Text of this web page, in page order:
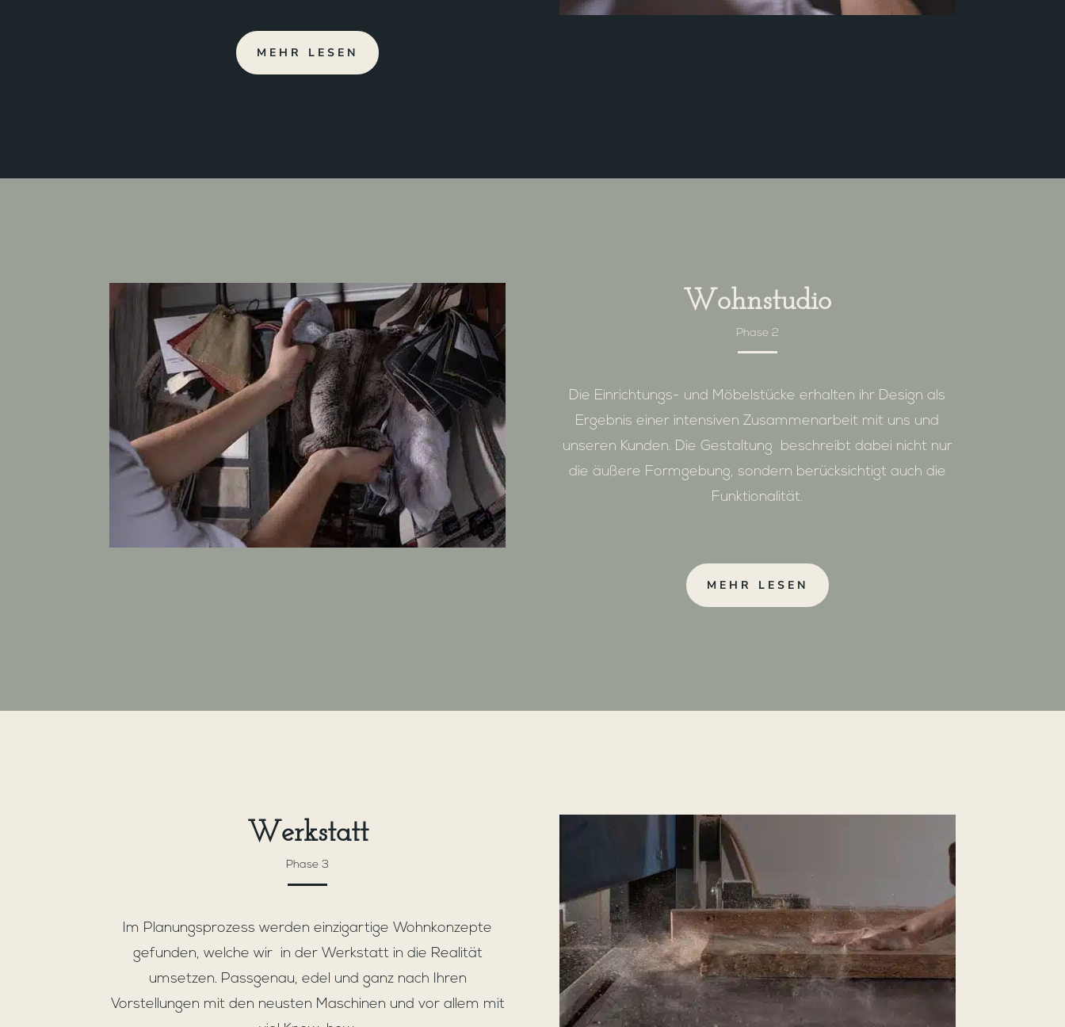
MEHR LESEN
Wohnstudio
Phase 2
Die Einrichtungs- und Möbelstücke erhalten ihr Design als
Ergebnis einer intensiven Zusammenarbeit mit uns und
unseren Kunden. Die Gestaltung beschreibt dabei nicht nur
die äußere Formgebung, sondern berücksichtigt auch die
Funktionalität.
MEHR LESEN
Werkstatt
Phase 3
Im Planungsprozess werden einzigartige Wohnkonzepte
gefunden, welche wir in der Werkstatt in die Realität
umsetzen. Passgenau, edel und ganz nach Ihren
Vorstellungen mit den neusten Maschinen und vor allem mit